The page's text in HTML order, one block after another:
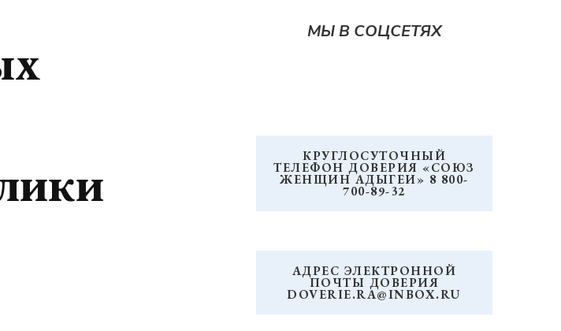
МЫ В СОЦСЕТЯХ
КРУГЛОСУТОЧНЫЙ
ТЕЛЕФОН ДОВЕРИЯ «СОЮЗ
ЖЕНЩИН АДЫГЕИ» 8 800-
700-89-32
АДРЕС ЭЛЕКТРОННОЙ
ПОЧТЫ ДОВЕРИЯ
DOVERIE.RA@INBOX.RU